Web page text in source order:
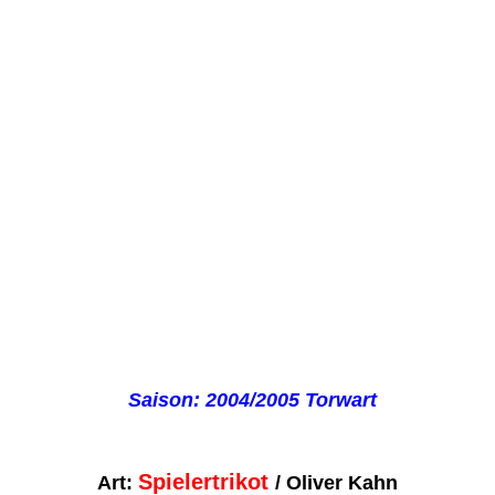
Saison: 2004/2005 Torwart
Art: Spielertrikot / Oliver Kahn